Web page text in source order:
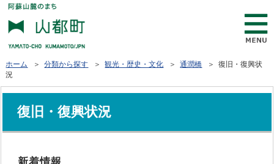
ホーム ＞分類から探す ＞観光・歴史・文化 ＞通潤橋 ＞ 復旧・復興状
況
復旧・復興状況
新着情報